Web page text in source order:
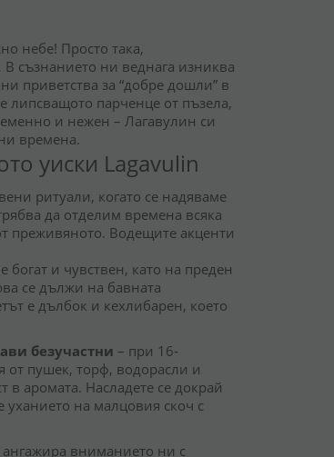
небе! Просто така,
съзнанието ни веднага изниква
приветства за “добре дошли” в
липсващото парченце от пъзела,
и нежен – Лагавулин си
времена.
уиски Lagavulin
ритуали, когато се надяваме
да отделим времена всяка
преживяното. Водещите акценти
богат и чувствен, като на преден
се дължи на бавната
е дълбок и кехлибарен, което
безучастни – при 16-
от пушек, торф, водорасли и
в аромата. Насладете се докрай
уханието на малцовия скоч с
ангажира вниманието ни с